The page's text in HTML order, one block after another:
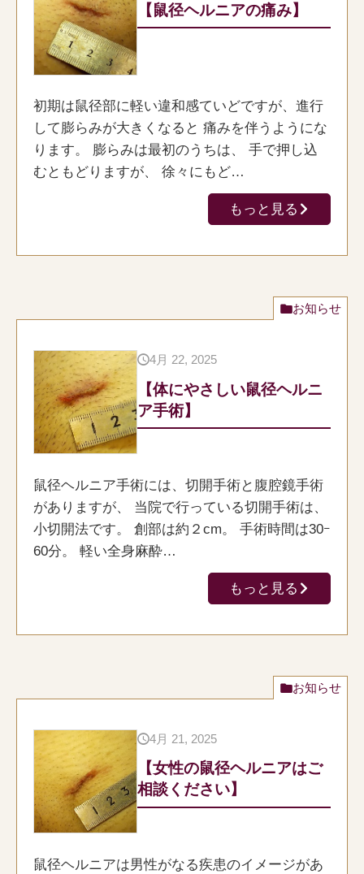
【鼠径ヘルニアの痛み】
初期は鼠径部に軽い違和感ていどですが、進行
して膨らみが大きくなると 痛みを伴うようにな
ります。 膨らみは最初のうちは、 手で押し込
むともどりますが、 徐々にもど…
もっと見る
お知らせ
4月 22, 2025
【体にやさしい鼠径ヘルニ
ア手術】
鼠径ヘルニア手術には、切開手術と腹腔鏡手術
がありますが、 当院で行っている切開手術は、
小切開法です。 創部は約２cm。 手術時間は30ｰ
60分。 軽い全身麻酔…
もっと見る
お知らせ
4月 21, 2025
【女性の鼠径ヘルニアはご
相談ください】
鼠径ヘルニアは男性がなる疾患のイメージがあ